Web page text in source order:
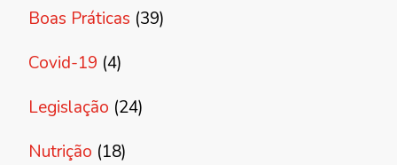
Boas Práticas (39)
Covid-19 (4)
Legislação (24)
Nutrição (18)